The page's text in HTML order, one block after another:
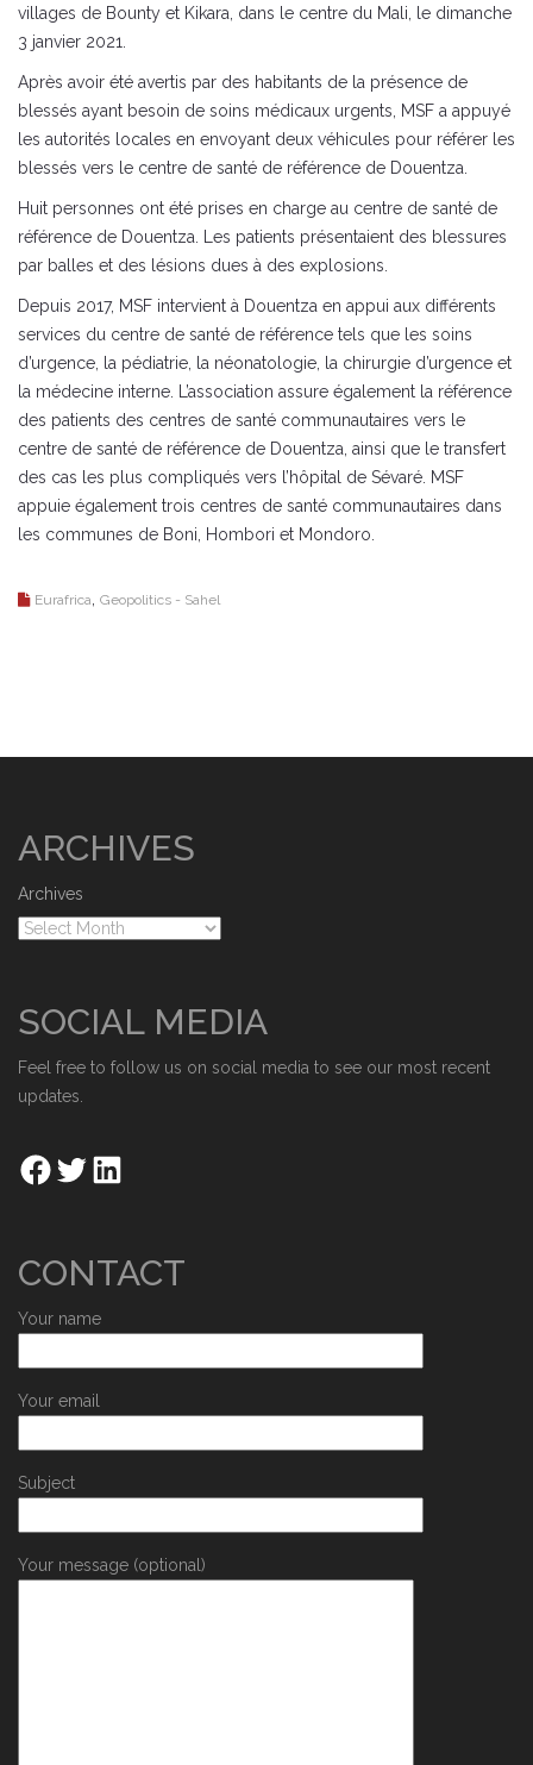
villages de Bounty et Kikara, dans le centre du Mali, le dimanche
3 janvier 2021.
Après avoir été avertis par des habitants de la présence de
blessés ayant besoin de soins médicaux urgents, MSF a appuyé
les autorités locales en envoyant deux véhicules pour référer les
blessés vers le centre de santé de référence de Douentza.
Huit personnes ont été prises en charge au centre de santé de
référence de Douentza. Les patients présentaient des blessures
par balles et des lésions dues à des explosions.
Depuis 2017, MSF intervient à Douentza en appui aux différents
services du centre de santé de référence tels que les soins
d’urgence, la pédiatrie, la néonatologie, la chirurgie d’urgence et
la médecine interne. L’association assure également la référence
des patients des centres de santé communautaires vers le
centre de santé de référence de Douentza, ainsi que le transfert
des cas les plus compliqués vers l’hôpital de Sévaré. MSF
appuie également trois centres de santé communautaires dans
les communes de Boni, Hombori et Mondoro.
Eurafrica, Geopolitics - Sahel
ARCHIVES
Archives
SOCIAL MEDIA
Feel free to follow us on social media to see our most recent
updates.
CONTACT
Your name
Your email
Subject
Your message (optional)